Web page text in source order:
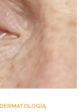
DERMATOLOGÍA,